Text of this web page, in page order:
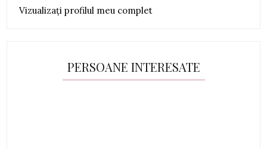
Vizualizați profilul meu complet
PERSOANE INTERESATE